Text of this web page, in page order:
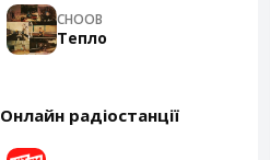
CHOOB
Тепло
Онлайн радіостанції